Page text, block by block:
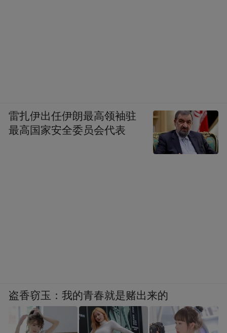
雷扎伊出任伊朗最高领袖驻
最高国家安全委员会代表
盗香窃玉：我的青春就是赌出来的